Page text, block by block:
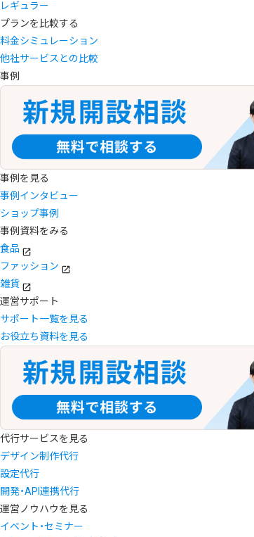
レギュラー
プランを比較する
料金シミュレーション
他社サービスとの比較
事例
事例を見る
事例インタビュー
ショップ事例
事例資料をみる
食品
ファッション
雑貨
運営サポート
サポート一覧を見る
お役立ち資料を見る
代行サービスを見る
デザイン制作代行
設定代行
開発・API連携代行
運営ノウハウを見る
イベント・セミナー